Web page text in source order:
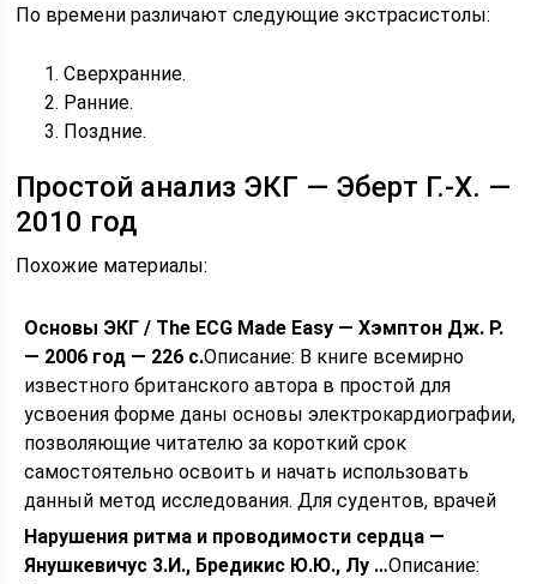
По времени различают следующие экстрасистолы:
Сверхранние.
Ранние.
Поздние.
Простой анализ ЭКГ — Эберт Г.-Х. —
2010 год
Похожие материалы:
Основы ЭКГ / The ECG Made Easy — Хэмптон Дж. Р.
— 2006 год — 226 с.Описание: В книге всемирно
известного британского автора в простой для
усвоения форме даны основы электрокардиографии,
позволяющие читателю за короткий срок
самостоятельно освоить и начать использовать
данный метод исследования. Для судентов, врачей
Нарушения ритма и проводимости сердца —
Янушкевичус 3.И., Бредикис Ю.Ю., Лу …Описание: